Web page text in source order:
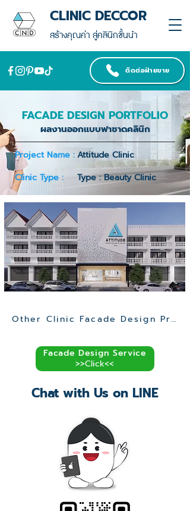
สร้างคุณค่า สู่คลินิกชั้นนำ
CLINIC DECCOR
ติดต่อฝ่ายขาย
FACADE DESIGN PORTFOLIO
ผลงานออกแบบฟาซาดคลินิก
Project Name :Attitude Clinic
Clinic Type :
Type : Beauty Clinic
Other Clinic Facade Design Projects >>
Facade Design Service
>>Click<<
Chat with Us on LINE